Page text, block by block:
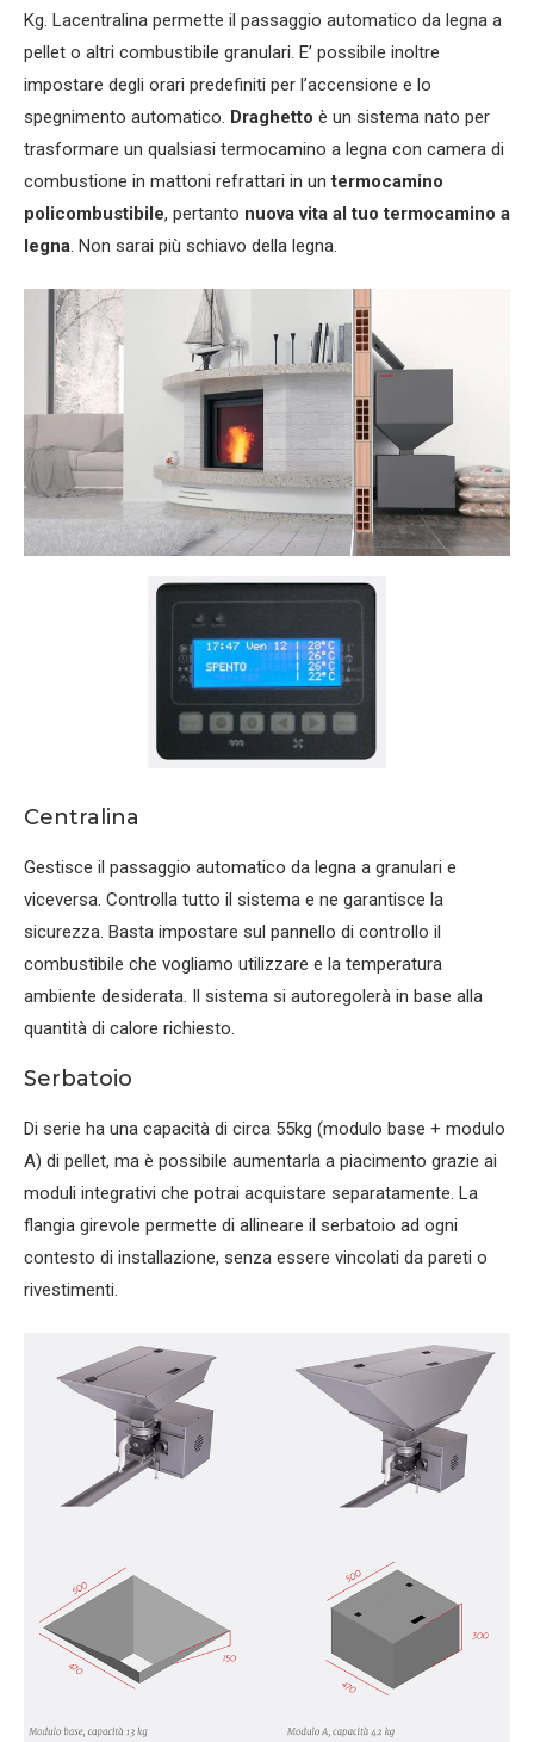
Kg. Lacentralina permette il passaggio automatico da legna a
pellet o altri combustibile granulari. E’ possibile inoltre
impostare degli orari predefiniti per l’accensione e lo
spegnimento automatico. Draghetto è un sistema nato per
trasformare un qualsiasi termocamino a legna con camera di
combustione in mattoni refrattari in untermocamino
policombustibile, pertanto nuova vita al tuo termocamino a
legna. Non sarai più schiavo della legna.
Centralina
Gestisce il passaggio automatico da legna a granulari e
viceversa. Controlla tutto il sistema e ne garantisce la
sicurezza. Basta impostare sul pannello di controllo il
combustibile che vogliamo utilizzare e la temperatura
ambiente desiderata. Il sistema si autoregolerà in base alla
quantità di calore richiesto.
Serbatoio
Di serie ha una capacità di circa 55kg (modulo base + modulo
A) di pellet, ma è possibile aumentarla a piacimento grazie ai
moduli integrativi che potrai acquistare separatamente. La
flangia girevole permette di allineare il serbatoio ad ogni
contesto di installazione, senza essere vincolati da pareti o
rivestimenti.